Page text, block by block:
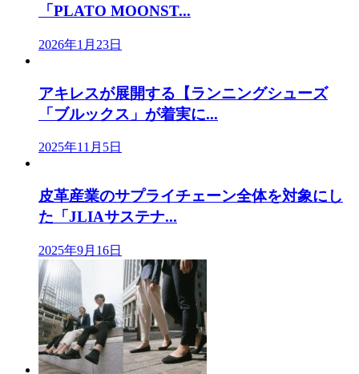
「PLATO MOONST...
2026年1月23日
アキレスが展開する【ランニングシューズ
「ブルックス」が着実に...
2025年11月5日
皮革産業のサプライチェーン全体を対象にし
た「JLIAサステナ...
2025年9月16日